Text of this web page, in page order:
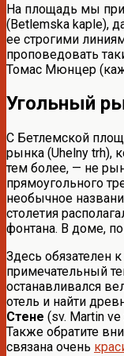
На площадь мы
(Betlemska kaple),
ее строгими
проповедовать
Томас Мюнцер
Угольный
С Бетлемской
рынка (Uhelny trh),
тем более, — не
прямоугольного
необычное
столетия
фонтана. В доме,
Здесь обязателен
примечательный
останавливался
отель и найти
Стене (sv. Martin
Также обратите
связана очень